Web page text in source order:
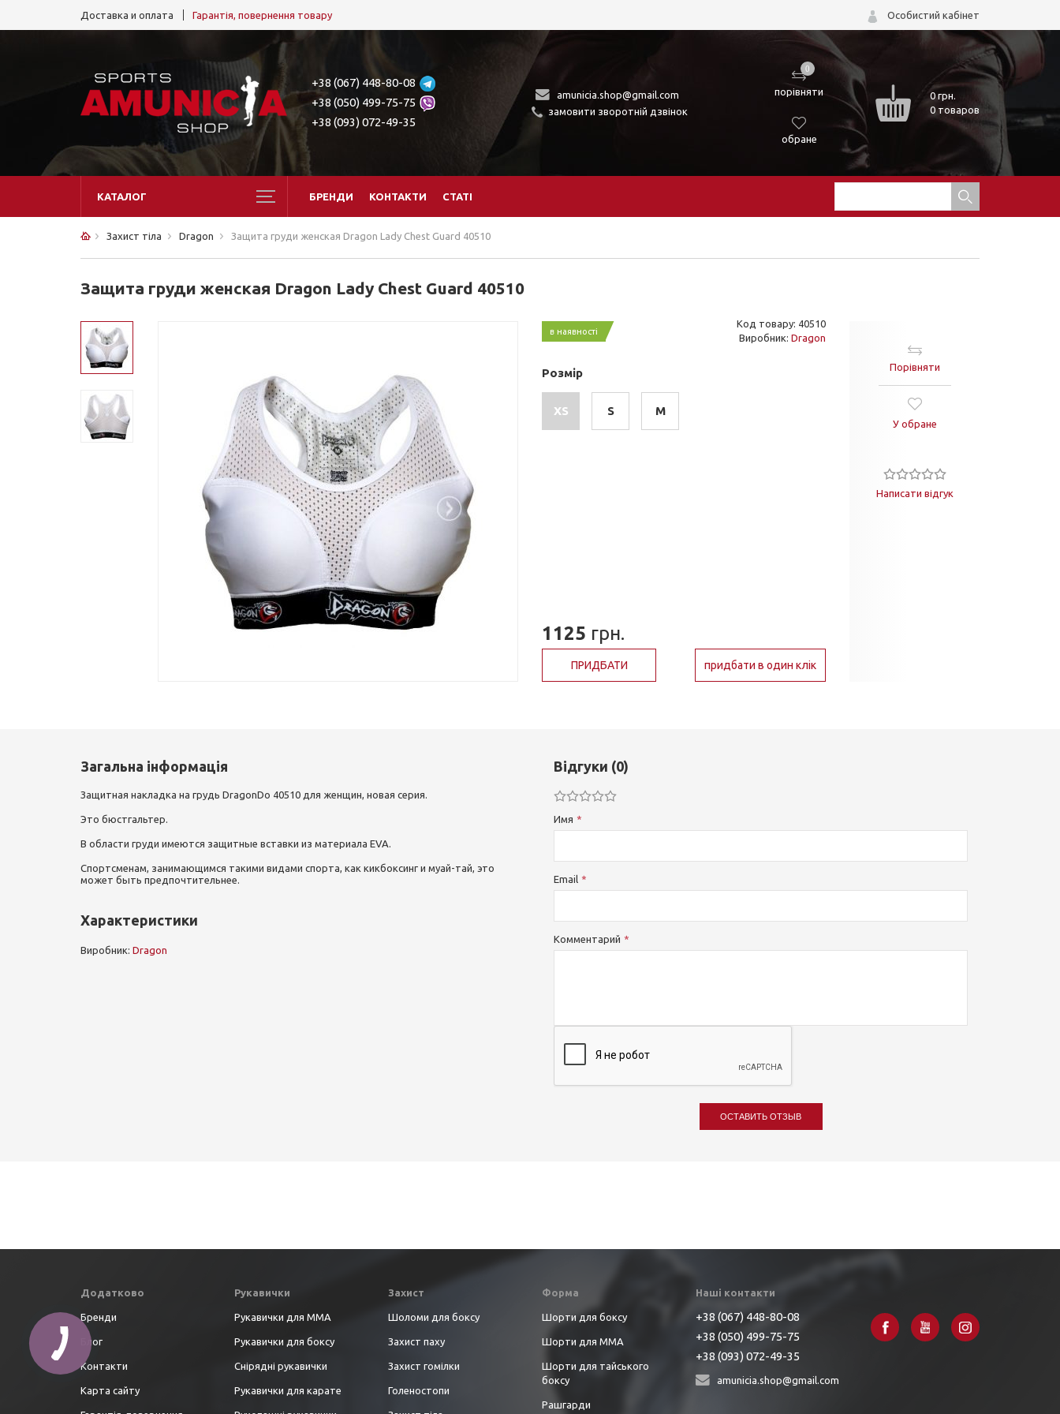
Доставка и оплата Гарантія, повернення товару Особистий кабінет
+38 (067) 448-80-08
+38 (050) 499-75-75
+38 (093) 072-49-35
amunicia.shop@gmail.com
замовити зворотній дзвінок
0
порівняти
обране
0грн.
0 товаров
КАТАЛОГ БРЕНДИ КОНТАКТИ СТАТІ
Захист тіла Dragon Защита груди женская Dragon Lady Chest Guard 40510
Защита груди женская Dragon Lady Chest Guard 40510
в наявності
Код товару: 40510
Виробник: Dragon
Розмір
XS S M
1125 грн.
ПРИДБАТИ придбати в один клік
Порівняти
У обране
Написати відгук
Загальна інформація
Защитная накладка на грудь DragonDo 40510 для женщин, новая серия.
Это бюстгальтер.
В области груди имеются защитные вставки из материала EVA.
Спортсменам, занимающимся такими видами спорта, как кикбоксинг и муай-тай, это
может быть предпочтительнее.
Характеристики
Виробник: Dragon
Відгуки (0)
Имя
Email
Комментарий
ОСТАВИТЬ ОТЗЫВ
Додатково
Бренди
Блог
Контакти
Карта сайту
Рукавички
Рукавички для ММА
Рукавички для боксу
Снірядні рукавички
Рукавички для карате
Захист
Шоломи для боксу
Захист паху
Захист гомілки
Голеностопи
Форма
Шорти для боксу
Шорти для ММА
Шорти для тайського
боксу
Рашгарди
Наші контакти
+38 (067) 448-80-08
+38 (050) 499-75-75
+38 (093) 072-49-35
amunicia.shop@gmail.com